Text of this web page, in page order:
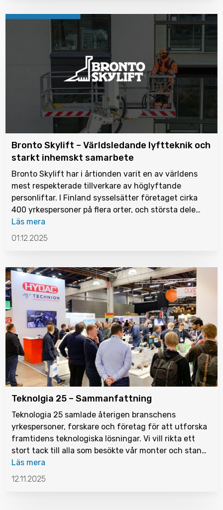
Bronto Skylift – Världsledande lyftteknik och
starkt inhemskt samarbete
Bronto Skylift har i årtionden varit en av världens
mest respekterade tillverkare av höglyftande
personliftar. I Finland sysselsätter företaget cirka
400 yrkespersoner på flera orter, och största dele…
Läs mera
01.12.2025
Teknolgia 25 – Sammanfattning
Teknologia 25 samlade återigen branschens
yrkespersoner, forskare och företag för att utforska
framtidens teknologiska lösningar. Vi vill rikta ett
stort tack till alla som besökte vår monter och stan…
Läs mera
12.11.2025